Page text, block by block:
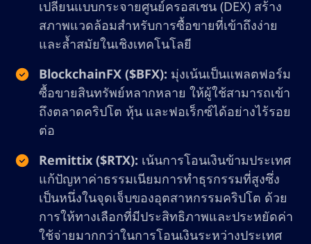
เปลี่ยนแบบกระจายศูนย์ครอสเชน (DEX) สร้าง
สภาพแวดล้อมสำหรับการซื้อขายที่เข้าถึงง่าย
และล้ำสมัยในเชิงเทคโนโลยี
BlockchainFX ($BFX): มุ่งเน้นเป็นแพลตฟอร์ม
ซื้อขายสินทรัพย์หลากหลาย ให้ผู้ใช้สามารถเข้า
ถึงตลาดคริปโต หุ้น และฟอเร็กซ์ได้อย่างไร้รอย
ต่อ
Remittix ($RTX): เน้นการโอนเงินข้ามประเทศ
แก้ปัญหาค่าธรรมเนียมการทำธุรกรรมที่สูงซึ่ง
เป็นหนึ่งในจุดเจ็บของอุตสาหกรรมคริปโต ด้วย
การให้ทางเลือกที่มีประสิทธิภาพและประหยัดค่า
ใช้จ่ายมากกว่าในการโอนเงินระหว่างประเทศ